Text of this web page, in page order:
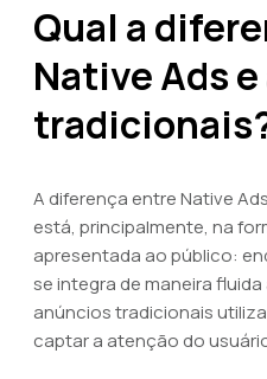
Qual a
Native Ads
A diferença entre Native
está, principalmente, na
apresentada ao público:
se integra de maneira
anúncios tradicionais
captar a atenção do